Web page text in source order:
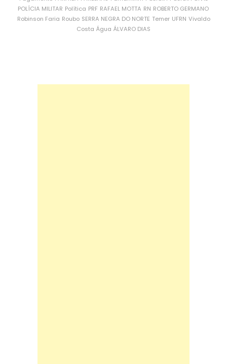
POLÍCIA MILITAR Política PRF RAFAEL MOTTA RN ROBERTO GERMANO
Robinson Faria Roubo SERRA NEGRA DO NORTE Temer UFRN Vivaldo
Costa Água ÁLVARO DIAS